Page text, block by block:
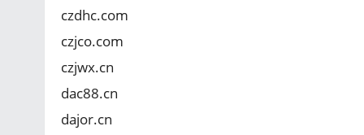
czdhc.com
czjco.com
czjwx.cn
dac88.cn
dajor.cn